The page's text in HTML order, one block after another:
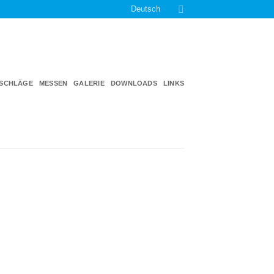
Deutsch
MESSEN GALERIE DOWNLOADS LINKS